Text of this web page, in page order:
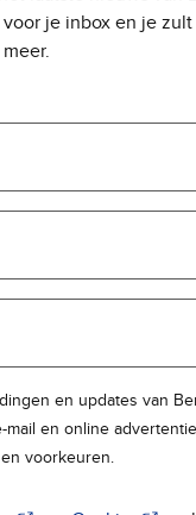
voor je inbox en je
en updates van
mail en online
voorkeuren.